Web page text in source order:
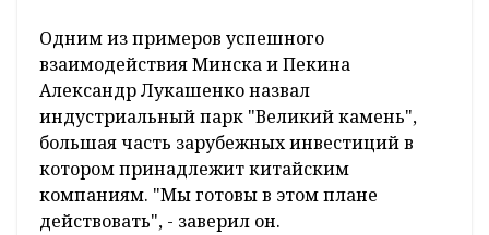
Одним из примеров успешного
взаимодействия Минска и Пекина
Александр Лукашенко назвал
индустриальный парк "Великий камень",
большая часть зарубежных инвестиций в
котором принадлежит китайским
компаниям. "Мы готовы в этом плане
действовать", - заверил он.